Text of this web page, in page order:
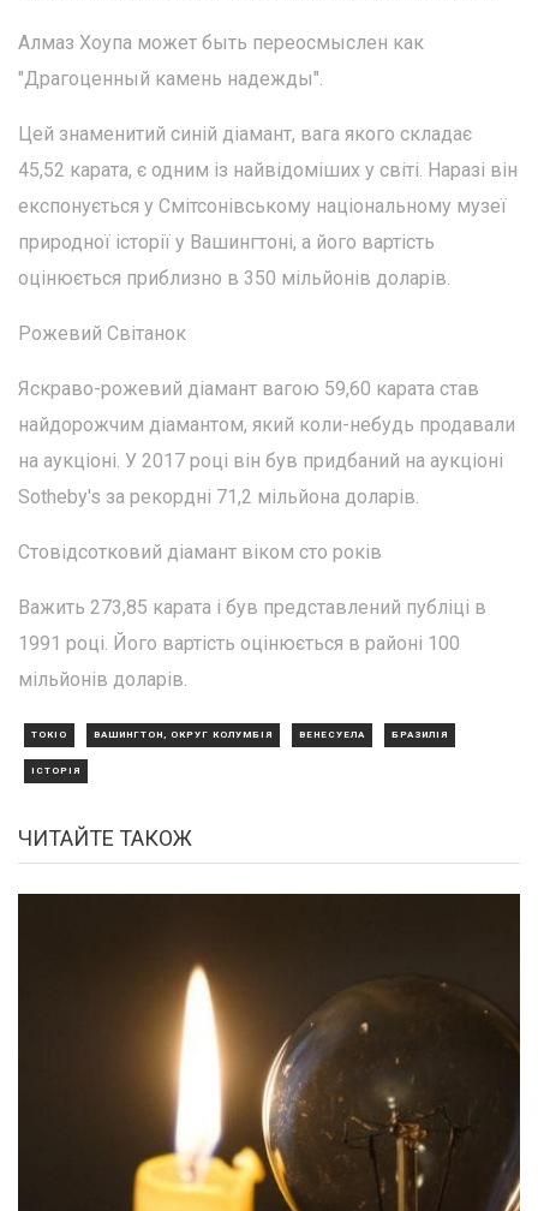
Алмаз Хоупа может быть переосмыслен как
"Драгоценный камень надежды".
Цей знаменитий синій діамант, вага якого складає
45,52 карата, є одним із найвідоміших у світі. Наразі він
експонується у Смітсонівському національному музеї
природної історії у Вашингтоні, а його вартість
оцінюється приблизно в 350 мільйонів доларів.
Рожевий Світанок
Яскраво-рожевий діамант вагою 59,60 карата став
найдорожчим діамантом, який коли-небудь продавали
на аукціоні. У 2017 році він був придбаний на аукціоні
Sotheby's за рекордні 71,2 мільйона доларів.
Стовідсотковий діамант віком сто років
Важить 273,85 карата і був представлений публіці в
1991 році. Його вартість оцінюється в районі 100
мільйонів доларів.
ТОКІО ВАШИНГТОН, ОКРУГ КОЛУМБІЯ ВЕНЕСУЕЛА БРАЗИЛІЯ
ІСТОРІЯ
ЧИТАЙТЕ ТАКОЖ